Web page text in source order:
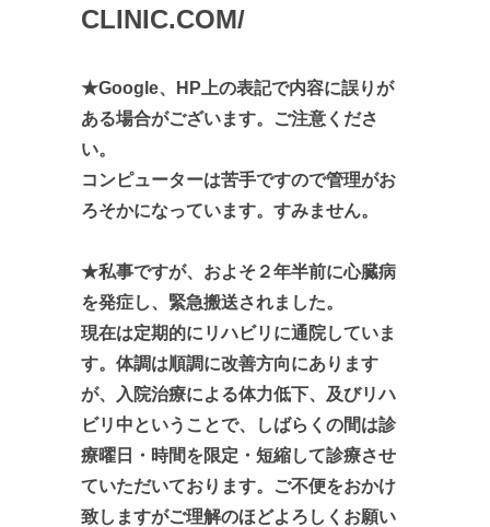
CLINIC.COM/
★Google、HP上の表記で内容に誤りが
ある場合がございます。ご注意くださ
い。
コンピューターは苦手ですので管理がお
ろそかになっています。すみません。
★私事ですが、およそ２年半前に心臓病
を発症し、緊急搬送されました。
現在は定期的にリハビリに通院していま
す。体調は順調に改善方向にあります
が、入院治療による体力低下、及びリハ
ビリ中ということで、しばらくの間は診
療曜日・時間を限定・短縮して診療させ
ていただいております。ご不便をおかけ
致しますがご理解のほどよろしくお願い